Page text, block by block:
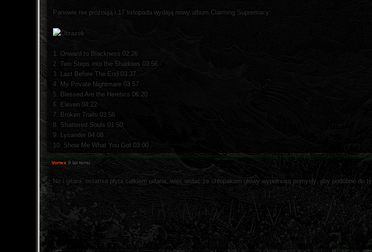
Panowie nie próźnują i 17 listopada wydają nowy album Claiming Supremacy:
1. Onward to Blackness 02:26
2. Two Steps into the Shadows 03:56
3. Last Before The End 03:37
4. My Private Nightmare 03:57
5. Blessed Are the Heretics 06:20
6. Eleven 04:22
7. Broken Trails 03:56
8. Shattered Souls 01:50
9. Lysander 04:08
10. Show Me What You Got 03:00
Vortex 9 lat temu
No i gitara, ostatnia płyta całkiem udana, więc widać że chłopakom głowy wypełniają pomysły, aby podobne do